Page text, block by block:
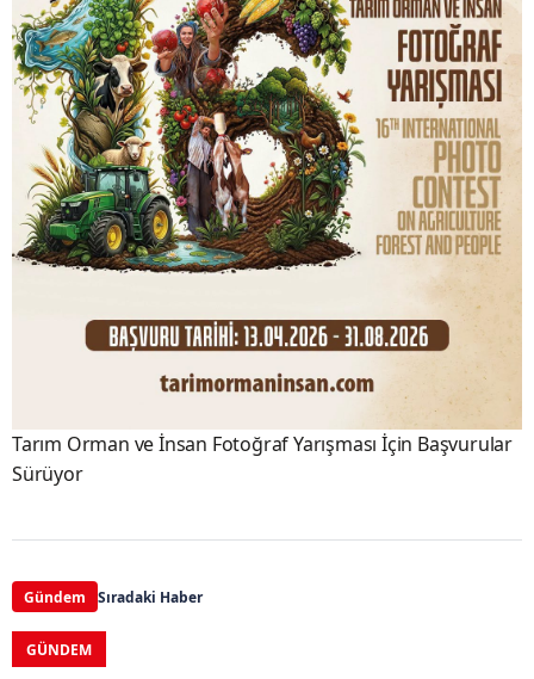
Tarım Orman ve İnsan Fotoğraf Yarışması İçin Başvurular
Sürüyor
Gündem Sıradaki Haber
GÜNDEM